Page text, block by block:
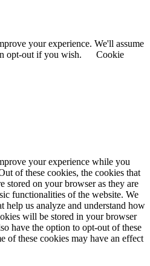
your experience. We'll assume
opt-out if you wish.
Cookie
your experience while you
of these cookies, the cookies that
stored on your browser as they are
functionalities of the website. We
help us analyze and understand how
will be stored in your browser
have the option to opt-out of these
of these cookies may have an effect